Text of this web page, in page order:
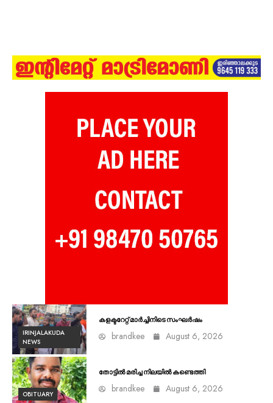
IRINJALAKUDA
NEWS
കളക്ടറേറ്റ് മാർച്ചിനിടെ സംഘർഷം
brandkee August 6, 2026
OBITUARY
തോട്ടിൽ മരിച്ച നിലയിൽ കണ്ടെത്തി
brandkee August 6, 2026